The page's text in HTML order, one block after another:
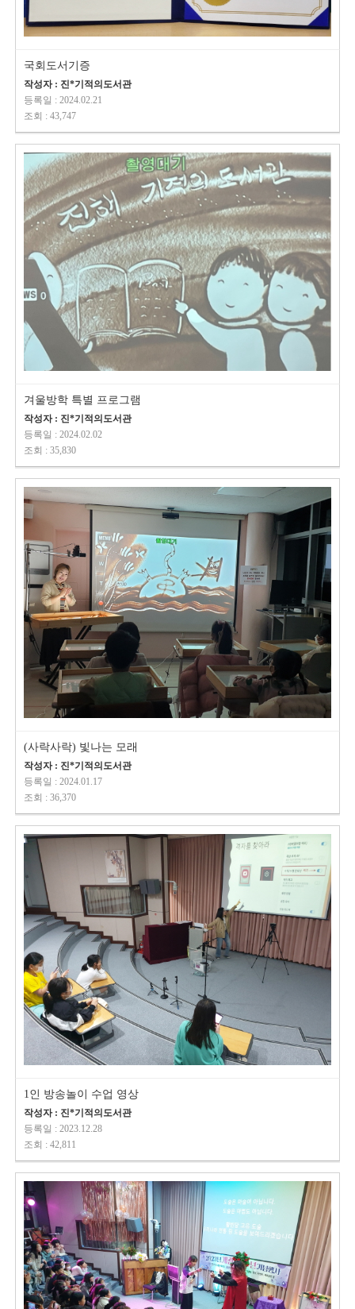
국회도서기증
작성자 : 진*기적의도서관
등록일 : 2024.02.21
조회 : 43,747
겨울방학 특별 프로그램
작성자 : 진*기적의도서관
등록일 : 2024.02.02
조회 : 35,830
(사락사락) 빛나는 모래
작성자 : 진*기적의도서관
등록일 : 2024.01.17
조회 : 36,370
1인 방송놀이 수업 영상
작성자 : 진*기적의도서관
등록일 : 2023.12.28
조회 : 42,811